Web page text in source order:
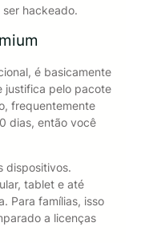
hackeado.
é basicamente
justifica pelo pacote
frequentemente
dias, então você
dispositivos.
tablet e até
Para famílias, isso
a licenças